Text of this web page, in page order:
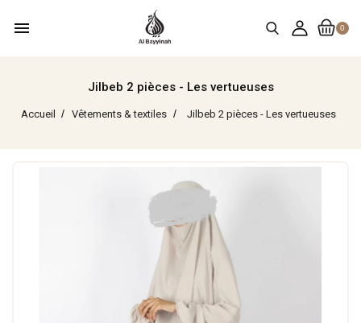
0
menu
Jilbeb 2 pièces - Les vertueuses
Accueil Vêtements & textiles Jilbeb 2 pièces - Les vertueuses